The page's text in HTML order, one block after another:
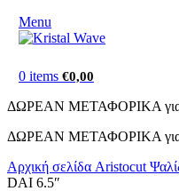
Menu
0 items €0,00
ΔΩΡΕΑΝ ΜΕΤΑΦΟΡΙΚΑ για
ΔΩΡΕΑΝ ΜΕΤΑΦΟΡΙΚΑ για
Αρχική σελίδα Aristocut
DAI 6.5″